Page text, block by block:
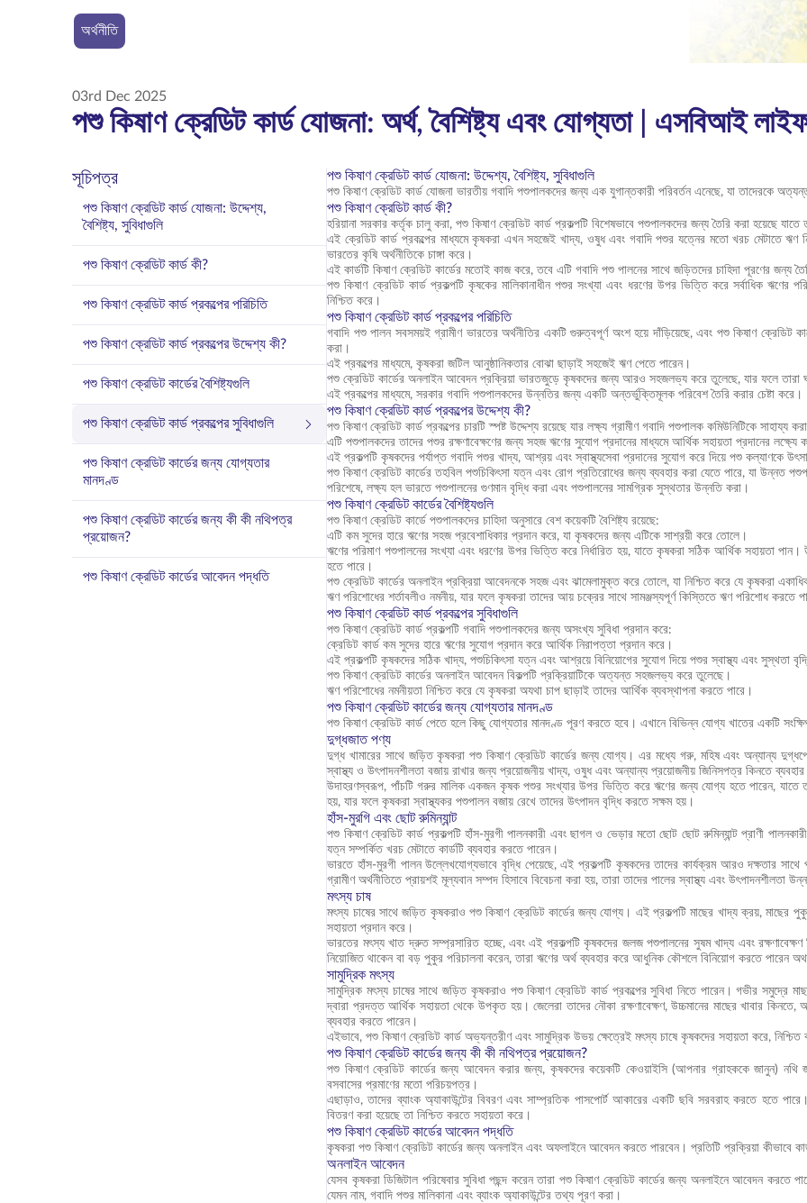
অর্থনীতি
03rd Dec 2025
পশু কিষাণ ক্রেডিট কার্ড যোজনা: অর্থ, বৈশিষ্ট্য এবং যোগ্যতা | এসবিআই
সূচিপত্র
পশু কিষাণ ক্রেডিট কার্ড যোজনা: উদ্দেশ্য,
বৈশিষ্ট্য, সুবিধাগুলি
পশু কিষাণ ক্রেডিট কার্ড কী?
পশু কিষাণ ক্রেডিট কার্ড প্রকল্পের পরিচিতি
পশু কিষাণ ক্রেডিট কার্ড প্রকল্পের উদ্দেশ্য কী?
পশু কিষাণ ক্রেডিট কার্ডের বৈশিষ্ট্যগুলি
পশু কিষাণ ক্রেডিট কার্ড প্রকল্পের সুবিধাগুলি
পশু কিষাণ ক্রেডিট কার্ডের জন্য যোগ্যতার
মানদণ্ড
পশু কিষাণ ক্রেডিট কার্ডের জন্য কী কী নথিপত্র
প্রয়োজন?
পশু কিষাণ ক্রেডিট কার্ডের আবেদন পদ্ধতি
পশু কিষাণ ক্রেডিট কার্ড যোজনা: উদ্দেশ্য, বৈশিষ্ট্য, সুবিধাগুলি
পশু কিষাণ ক্রেডিট কার্ড যোজনা ভারতীয় গবাদি পশুপালকদের জন্য এক যুগান্তকারী পরিবর্তন এনেছে, যা তাদেরকে
পশু কিষাণ ক্রেডিট কার্ড কী?
হরিয়ানা সরকার কর্তৃক চালু করা, পশু কিষাণ ক্রেডিট কার্ড প্রকল্পটি বিশেষভাবে পশুপালকদের জন্য তৈরি করা হয়েছে
এই ক্রেডিট কার্ড প্রকল্পের মাধ্যমে কৃষকরা এখন সহজেই খাদ্য, ওষুধ এবং গবাদি পশুর যত্নের মতো খরচ মেটাতে
ভারতের কৃষি অর্থনীতিকে চাঙ্গা করে।
এই কার্ডটি কিষাণ ক্রেডিট কার্ডের মতোই কাজ করে, তবে এটি গবাদি পশু পালনের সাথে জড়িতদের চাহিদা পূরণের জন্য
পশু কিষাণ ক্রেডিট কার্ড প্রকল্পটি কৃষকের মালিকানাধীন পশুর সংখ্যা এবং ধরণের উপর ভিত্তি করে সর্বাধিক ঋণের
নিশ্চিত করে।
পশু কিষাণ ক্রেডিট কার্ড প্রকল্পের পরিচিতি
গবাদি পশু পালন সবসময়ই গ্রামীণ ভারতের অর্থনীতির একটি গুরুত্বপূর্ণ অংশ হয়ে দাঁড়িয়েছে, এবং পশু কিষাণ
করা।
এই প্রকল্পের মাধ্যমে, কৃষকরা জটিল আনুষ্ঠানিকতার বোঝা ছাড়াই সহজেই ঋণ পেতে পারেন।
পশু ক্রেডিট কার্ডের অনলাইন আবেদন প্রক্রিয়া ভারতজুড়ে কৃষকদের জন্য আরও সহজলভ্য করে তুলেছে, যার ফলে তারা
এই প্রকল্পের মাধ্যমে, সরকার গবাদি পশুপালকদের উন্নতির জন্য একটি অন্তর্ভুক্তিমূলক পরিবেশ তৈরি করার চেষ্টা করে।
পশু কিষাণ ক্রেডিট কার্ড প্রকল্পের উদ্দেশ্য কী?
পশু কিষাণ ক্রেডিট কার্ড প্রকল্পের চারটি স্পষ্ট উদ্দেশ্য রয়েছে যার লক্ষ্য গ্রামীণ গবাদি পশুপালক কমিউনিটিকে সাহায্য
এটি পশুপালকদের তাদের পশুর রক্ষণাবেক্ষণের জন্য সহজ ঋণের সুযোগ প্রদানের মাধ্যমে আর্থিক সহায়তা প্রদানের লক্ষ্যে
এই প্রকল্পটি কৃষকদের পর্যাপ্ত গবাদি পশুর খাদ্য, আশ্রয় এবং স্বাস্থ্যসেবা প্রদানের সুযোগ করে দিয়ে পশু কল্যাণকে
পশু কিষাণ ক্রেডিট কার্ডের তহবিল পশুচিকিৎসা যত্ন এবং রোগ প্রতিরোধের জন্য ব্যবহার করা যেতে পারে, যা উন্নত
পরিশেষে, লক্ষ্য হল ভারতে পশুপালনের গুণমান বৃদ্ধি করা এবং পশুপালনের সামগ্রিক সুস্থতার উন্নতি করা।
পশু কিষাণ ক্রেডিট কার্ডের বৈশিষ্ট্যগুলি
পশু কিষাণ ক্রেডিট কার্ডে পশুপালকদের চাহিদা অনুসারে বেশ কয়েকটি বৈশিষ্ট্য রয়েছে:
এটি কম সুদের হারে ঋণের সহজ প্রবেশাধিকার প্রদান করে, যা কৃষকদের জন্য এটিকে সাশ্রয়ী করে তোলে।
ঋণের পরিমাণ পশুপালনের সংখ্যা এবং ধরণের উপর ভিত্তি করে নির্ধারিত হয়, যাতে কৃষকরা সঠিক আর্থিক সহায়তা
হতে পারে।
পশু ক্রেডিট কার্ডের অনলাইন প্রক্রিয়া আবেদনকে সহজ এবং ঝামেলামুক্ত করে তোলে, যা নিশ্চিত করে যে কৃষকরা
ঋণ পরিশোধের শর্তাবলীও নমনীয়, যার ফলে কৃষকরা তাদের আয় চক্রের সাথে সামঞ্জস্যপূর্ণ কিস্তিতে ঋণ পরিশোধ করতে
পশু কিষাণ ক্রেডিট কার্ড প্রকল্পের সুবিধাগুলি
পশু কিষাণ ক্রেডিট কার্ড প্রকল্পটি গবাদি পশুপালকদের জন্য অসংখ্য সুবিধা প্রদান করে:
ক্রেডিট কার্ড কম সুদের হারে ঋণের সুযোগ প্রদান করে আর্থিক নিরাপত্তা প্রদান করে।
এই প্রকল্পটি কৃষকদের সঠিক খাদ্য, পশুচিকিৎসা যত্ন এবং আশ্রয়ে বিনিয়োগের সুযোগ দিয়ে পশুর স্বাস্থ্য এবং সুস্থতা
পশু কিষাণ ক্রেডিট কার্ডের অনলাইন আবেদন বিকল্পটি প্রক্রিয়াটিকে অত্যন্ত সহজলভ্য করে তুলেছে।
ঋণ পরিশোধের নমনীয়তা নিশ্চিত করে যে কৃষকরা অযথা চাপ ছাড়াই তাদের আর্থিক ব্যবস্থাপনা করতে পারে।
পশু কিষাণ ক্রেডিট কার্ডের জন্য যোগ্যতার মানদণ্ড
পশু কিষাণ ক্রেডিট কার্ড পেতে হলে কিছু যোগ্যতার মানদণ্ড পূরণ করতে হবে। এখানে বিভিন্ন যোগ্য খাতের একটি
দুগ্ধজাত পণ্য
দুগ্ধ খামারের সাথে জড়িত কৃষকরা পশু কিষাণ ক্রেডিট কার্ডের জন্য যোগ্য। এর মধ্যে গরু, মহিষ এবং অন্যান্য
স্বাস্থ্য ও উৎপাদনশীলতা বজায় রাখার জন্য প্রয়োজনীয় খাদ্য, ওষুধ এবং অন্যান্য প্রয়োজনীয় জিনিসপত্র কিনতে ব্যবহার
উদাহরণস্বরূপ, পাঁচটি গরুর মালিক একজন কৃষক পশুর সংখ্যার উপর ভিত্তি করে ঋণের জন্য যোগ্য হতে পারেন, যাতে
হয়, যার ফলে কৃষকরা স্বাস্থ্যকর পশুপালন বজায় রেখে তাদের উৎপাদন বৃদ্ধি করতে সক্ষম হয়।
হাঁস-মুরগি এবং ছোট রুমিন্যান্ট
পশু কিষাণ ক্রেডিট কার্ড প্রকল্পটি হাঁস-মুরগী পালনকারী এবং ছাগল ও ভেড়ার মতো ছোট ছোট রুমিন্যান্ট প্রাণী
যত্ন সম্পর্কিত খরচ মেটাতে কার্ডটি ব্যবহার করতে পারেন।
ভারতে হাঁস-মুরগী পালন উল্লেখযোগ্যভাবে বৃদ্ধি পেয়েছে, এই প্রকল্পটি কৃষকদের তাদের কার্যক্রম আরও দক্ষতার
গ্রামীণ অর্থনীতিতে প্রায়শই মূল্যবান সম্পদ হিসাবে বিবেচনা করা হয়, তারা তাদের পালের স্বাস্থ্য এবং উৎপাদনশীলতা
মৎস্য চাষ
মৎস্য চাষের সাথে জড়িত কৃষকরাও পশু কিষাণ ক্রেডিট কার্ডের জন্য যোগ্য। এই প্রকল্পটি মাছের খাদ্য ক্রয়, মাছের
সহায়তা প্রদান করে।
ভারতের মৎস্য খাত দ্রুত সম্প্রসারিত হচ্ছে, এবং এই প্রকল্পটি কৃষকদের জলজ পশুপালনের সুষম খাদ্য এবং
নিয়োজিত থাকেন বা বড় পুকুর পরিচালনা করেন, তারা ঋণের অর্থ ব্যবহার করে আধুনিক কৌশলে বিনিয়োগ করতে পারেন
সামুদ্রিক মৎস্য
সামুদ্রিক মৎস্য চাষের সাথে জড়িত কৃষকরাও পশু কিষাণ ক্রেডিট কার্ড প্রকল্পের সুবিধা নিতে পারেন। গভীর সমুদ্রে
দ্বারা প্রদত্ত আর্থিক সহায়তা থেকে উপকৃত হয়। জেলেরা তাদের নৌকা রক্ষণাবেক্ষণ, উচ্চমানের মাছের খাবার
ব্যবহার করতে পারেন।
এইভাবে, পশু কিষাণ ক্রেডিট কার্ড অভ্যন্তরীণ এবং সামুদ্রিক উভয় ক্ষেত্রেই মৎস্য চাষে কৃষকদের সহায়তা করে,
পশু কিষাণ ক্রেডিট কার্ডের জন্য কী কী নথিপত্র প্রয়োজন?
পশু কিষাণ ক্রেডিট কার্ডের জন্য আবেদন করার জন্য, কৃষকদের কয়েকটি কেওয়াইসি (আপনার গ্রাহককে জানুন) নথি
বসবাসের প্রমাণের মতো পরিচয়পত্র।
এছাড়াও, তাদের ব্যাংক অ্যাকাউন্টের বিবরণ এবং সাম্প্রতিক পাসপোর্ট আকারের একটি ছবি সরবরাহ করতে হতে
বিতরণ করা হয়েছে তা নিশ্চিত করতে সহায়তা করে।
পশু কিষাণ ক্রেডিট কার্ডের আবেদন পদ্ধতি
কৃষকরা পশু কিষাণ ক্রেডিট কার্ডের জন্য অনলাইন এবং অফলাইনে আবেদন করতে পারবেন। প্রতিটি প্রক্রিয়া কীভাবে
অনলাইন আবেদন
যেসব কৃষকরা ডিজিটাল পরিষেবার সুবিধা পছন্দ করেন তারা পশু কিষাণ ক্রেডিট কার্ডের জন্য অনলাইনে আবেদন করতে
যেমন নাম, গবাদি পশুর মালিকানা এবং ব্যাংক অ্যাকাউন্টের তথ্য পূরণ করা।